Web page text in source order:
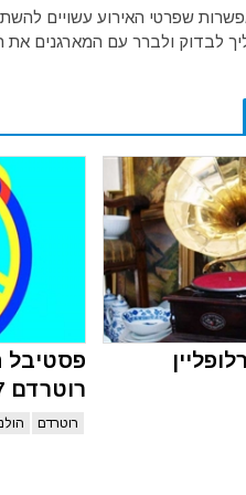
שפרטי האירוע עשויים
לבדוק ולברר עם המארגנים את
פסטיבל
רוטרדם 2027
רוטרדם